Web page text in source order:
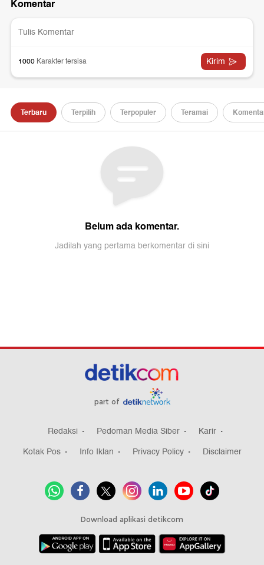
part of
Redaksi Pedoman Media Siber
Karir
Kotak Pos
Info Iklan Privacy Policy Disclaimer
Download aplikasi detikcom